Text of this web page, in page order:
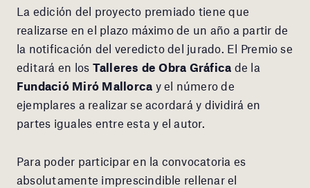
La edición del proyecto premiado tiene que
realizarse en el plazo máximo de un año a partir de
la notificación del veredicto del jurado. El Premio se
editará en los Talleres de Obra Gráfica de la
Fundació Miró Mallorca y el número de
ejemplares a realizar se acordará y dividirá en
partes iguales entre esta y el autor.
Para poder participar en la convocatoria es
absolutamente imprescindible rellenar el